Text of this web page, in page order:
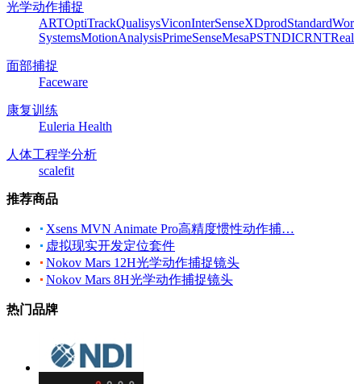
光学动作捕捉
ARTOptiTrackQualisysViconInterSenseXDprodStandard
SystemsMotionAnalysisPrimeSenseMesaPSTNDICRNT
面部捕捉
Faceware
康复训练
Euleria Health
人体工程学分析
scalefit
推荐商品
Xsens MVN Animate Pro高精度惯性动作捕…
虚拟现实开发定位套件
Nokov Mars 12H光学动作捕捉镜头
Nokov Mars 8H光学动作捕捉镜头
热门品牌